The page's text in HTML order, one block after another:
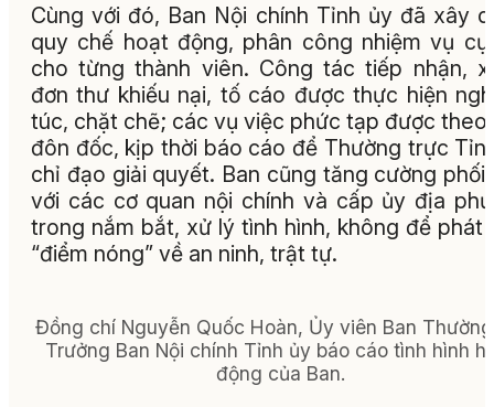
Cùng với đó, Ban Nội chính Tỉnh ủy đã xây
quy chế hoạt động, phân công nhiệm vụ
cho từng thành viên. Công tác tiếp nhận,
đơn thư khiếu nại, tố cáo được thực hiện
túc, chặt chẽ; các vụ việc phức tạp được theo
đôn đốc, kịp thời báo cáo để Thường trực
chỉ đạo giải quyết. Ban cũng tăng cường phối
với các cơ quan nội chính và cấp ủy địa
trong nắm bắt, xử lý tình hình, không để phát
“điểm nóng” về an ninh, trật tự.
Đồng chí Nguyễn Quốc Hoàn, Ủy viên Ban
Trưởng Ban Nội chính Tỉnh ủy báo cáo tình hình
động của Ban.